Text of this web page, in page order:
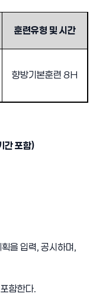
훈련유형 및 시간
향방기본훈련 8H
간 포함)
을 입력, 공시하며 ,
함한다.